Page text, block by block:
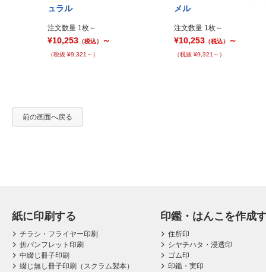
ュラル
注文数量 1枚～
¥10,253 （税込） ～
（税抜 ¥9,321～）
メル
注文数量 1枚～
¥10,253 （税込） ～
（税抜 ¥9,321～）
前の画面へ戻る
紙に印刷する
チラシ・フライヤー印刷
折パンフレット印刷
中綴じ冊子印刷
綴じ無し冊子印刷（スクラム製本）
印鑑・はんこを作成
住所印
シヤチハタ・浸透印
ゴム印
印鑑・実印